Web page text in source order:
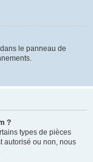
le panneau de
?
types de pièces
autorisé ou non, nous